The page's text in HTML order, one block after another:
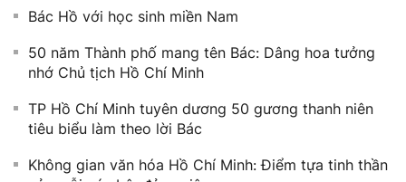
Bác Hồ với học sinh miền Nam
50 năm Thành phố mang tên Bác: Dâng hoa tưởng
nhớ Chủ tịch Hồ Chí Minh
TP Hồ Chí Minh tuyên dương 50 gương thanh niên
tiêu biểu làm theo lời Bác
Không gian văn hóa Hồ Chí Minh: Điểm tựa tinh thần